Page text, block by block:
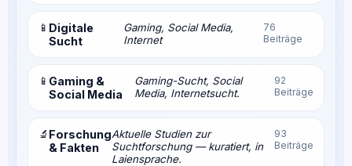
📱 Digitale
Sucht
Gaming, Social Media,
Internet
76
Beiträge
📱 Gaming &
Social Media
Gaming-Sucht, Social
Media, Internetsucht.
92
Beiträge
🔬 Forschung
& Fakten
Aktuelle Studien zur
Suchtforschung — kuratiert, in
Laiensprache.
93
Beiträge